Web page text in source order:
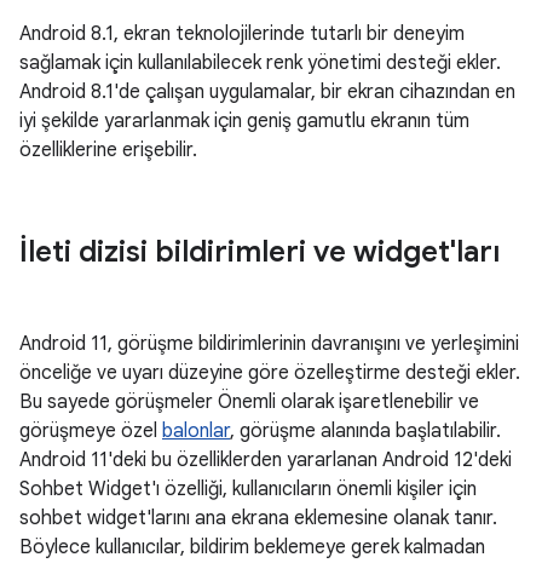
Android 8.1, ekran teknolojilerinde tutarlı bir deneyim
sağlamak için kullanılabilecek renk yönetimi desteği ekler.
Android 8.1'de çalışan uygulamalar, bir ekran cihazından en
iyi şekilde yararlanmak için geniş gamutlu ekranın tüm
özelliklerine erişebilir.
İleti dizisi bildirimleri ve widget'ları
Android 11, görüşme bildirimlerinin davranışını ve yerleşimini
önceliğe ve uyarı düzeyine göre özelleştirme desteği ekler.
Bu sayede görüşmeler Önemli olarak işaretlenebilir ve
görüşmeye özel balonlar, görüşme alanında başlatılabilir.
Android 11'deki bu özelliklerden yararlanan Android 12'deki
Sohbet Widget'ı özelliği, kullanıcıların önemli kişiler için
sohbet widget'larını ana ekrana eklemesine olanak tanır.
Böylece kullanıcılar, bildirim beklemeye gerek kalmadan